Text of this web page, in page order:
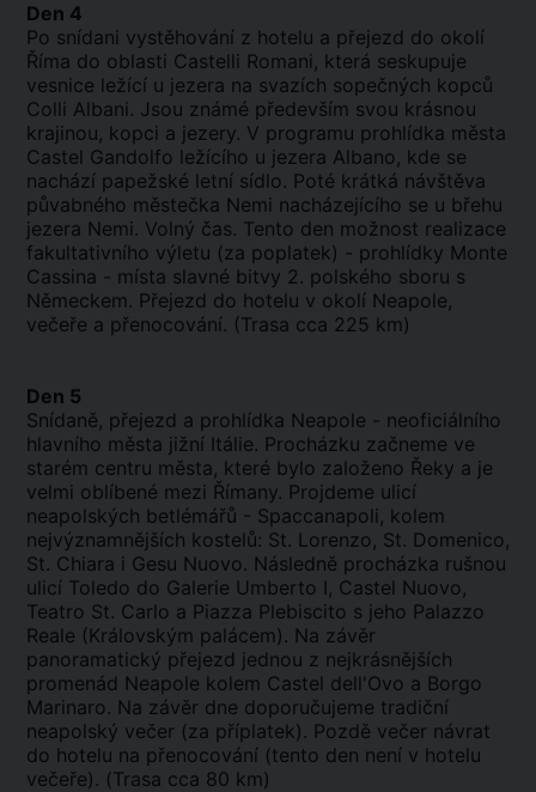
Den 4
Po snídani vystěhování z hotelu a přejezd do okolí
Říma do oblasti Castelli Romani, která seskupuje
vesnice ležící u jezera na svazích sopečných kopců
Colli Albani. Jsou známé především svou krásnou
krajinou, kopci a jezery. V programu prohlídka města
Castel Gandolfo ležícího u jezera Albano, kde se
nachází papežské letní sídlo. Poté krátká návštěva
půvabného městečka Nemi nacházejícího se u břehu
jezera Nemi. Volný čas. Tento den možnost realizace
fakultativního výletu (za poplatek) - prohlídky Monte
Cassina - místa slavné bitvy 2. polského sboru s
Německem. Přejezd do hotelu v okolí Neapole,
večeře a přenocování. (Trasa cca 225 km)
Den 5
Snídaně, přejezd a prohlídka Neapole - neoficiálního
hlavního města jižní Itálie. Procházku začneme ve
starém centru města, které bylo založeno Řeky a je
velmi oblíbené mezi Římany. Projdeme ulicí
neapolských betlémářů - Spaccanapoli, kolem
nejvýznamnějších kostelů: St. Lorenzo, St. Domenico,
St. Chiara i Gesu Nuovo. Následně procházka rušnou
ulicí Toledo do Galerie Umberto I, Castel Nuovo,
Teatro St. Carlo a Piazza Plebiscito s jeho Palazzo
Reale (Královským palácem). Na závěr
panoramatický přejezd jednou z nejkrásnějších
promenád Neapole kolem Castel dell'Ovo a Borgo
Marinaro. Na závěr dne doporučujeme tradiční
neapolský večer (za příplatek). Pozdě večer návrat
do hotelu na přenocování (tento den není v hotelu
večeře). (Trasa cca 80 km)